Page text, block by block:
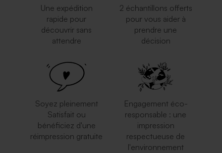
Une expédition
rapide pour
découvrir sans
attendre
2 échantillons offerts
pour vous aider à
prendre une
décision
Soyez pleinement
Satisfait ou
bénéficiez d'une
réimpression gratuite
Engagement éco-
responsable : une
impression
respectueuse de
l'environnement